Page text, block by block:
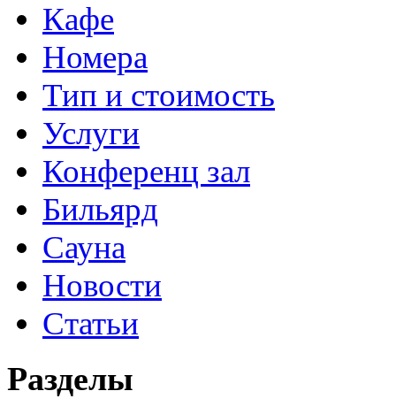
Кафе
Номера
Тип и стоимость
Услуги
Конференц зал
Бильярд
Сауна
Новости
Статьи
Разделы